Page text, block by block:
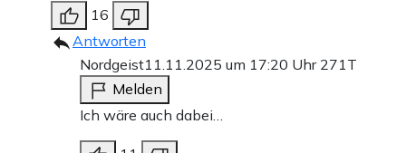
16
Antworten
Nordgeist11.11.2025 um 17:20 Uhr 271T
Melden
Ich wäre auch dabei…